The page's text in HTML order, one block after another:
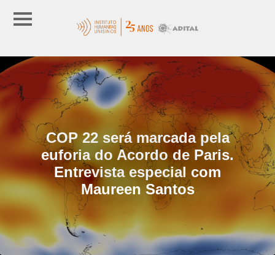
COP 22 será marcada pela
euforia do Acordo de Paris.
Entrevista especial com
Maureen Santos